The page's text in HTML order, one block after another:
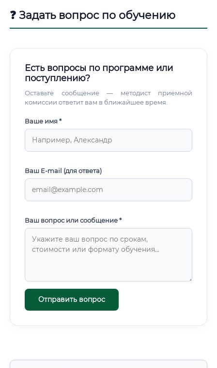
❓ Задать вопрос по обучению
Есть вопросы по программе или
поступлению?
Оставьте сообщение — методист приемной
комиссии ответит вам в ближайшее время.
Ваше имя *
Ваш E-mail (для ответа)
Ваш вопрос или сообщение *
Отправить вопрос